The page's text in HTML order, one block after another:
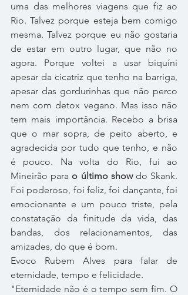
uma das melhores viagens que fiz ao
Rio. Talvez porque esteja bem comigo
mesma. Talvez porque eu não gostaria
de estar em outro lugar, que não no
agora. Porque voltei a usar biquíni
apesar da cicatriz que tenho na barriga,
apesar das gordurinhas que não perco
nem com detox vegano. Mas isso não
tem mais importância. Recebo a brisa
que o mar sopra, de peito aberto, e
agradecida por tudo que tenho, e não
é pouco. Na volta do Rio, fui ao
Mineirão para o último show do Skank.
Foi poderoso, foi feliz, foi dançante, foi
emocionante e um pouco triste, pela
constatação da finitude da vida, das
bandas, dos relacionamentos, das
amizades, do que é bom.
Evoco Rubem Alves para falar de
eternidade, tempo e felicidade.
"Eternidade não é o tempo sem fim. O